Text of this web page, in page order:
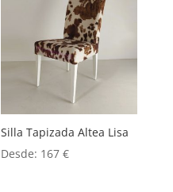
Silla Tapizada Altea Lisa
Desde: 167€